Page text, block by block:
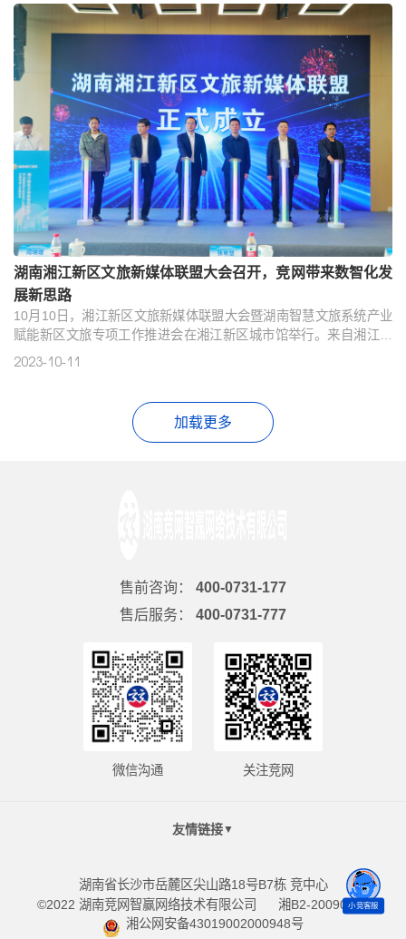
核心技术产品研发和市场布局情况进行详细了解。黄韬介绍到，竞
网成立于2003年，是一家以“营销赋能、品牌加速、产业升级”三大
核心..
湖南湘江新区文旅新媒体联盟大会召开，竞网带来数智化发
展新思路
10月10日，湘江新区文旅新媒体联盟大会暨湖南智慧文旅系统产业
赋能新区文旅专项工作推进会在湘江新区城市馆举行。来自湘江新
区文旅产业链链长、行长、校长、盟长的“四长”专家、新区各街道
省文旅厅党组成员、副厅长张希慧出席。活动上，湖南湘江新区文
旅新媒体联盟正式启航，竞网集团等10家企业成为首批成员。作为
2023-10-11
加载更多
售前咨询：
400-0731-177
售后服务：
400-0731-777
微信沟通 关注竞网
友情链接▼
湖南省长沙市岳麓区尖山路18号B7栋 竞中心
©2022 湖南竞网智赢网络技术有限公司
湘B2-20090098
湘公网安备43019002000948号
小竞客服